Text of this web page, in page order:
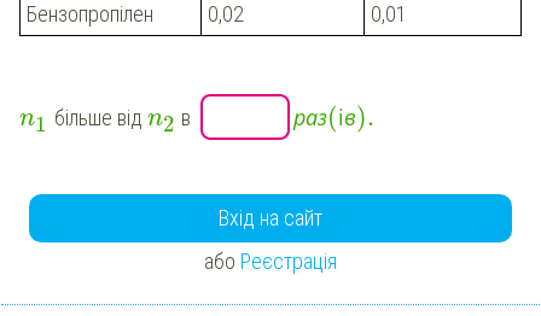
Бензопропілен
0,02 0,01
n1 більше від n2 в раз(ів).
Вхід на сайт
або Реєстрація